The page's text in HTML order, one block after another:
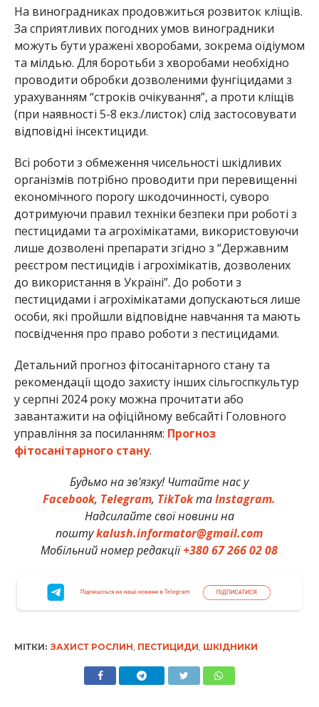
На виноградниках продовжиться розвиток кліщів.
За сприятливих погодних умов виноградники
можуть бути уражені хворобами, зокрема оїдіумом
та мілдью. Для боротьби з хворобами необхідно
проводити обробки дозволеними фунгіцидами з
урахуванням “строків очікування”, а проти кліщів
(при наявності 5-8 екз./листок) слід застосовувати
відповідні інсектициди.
Всі роботи з обмеження чисельності шкідливих
організмів потрібно проводити при перевищенні
економічного порогу шкодочинності, суворо
дотримуючи правил техніки безпеки при роботі з
пестицидами та агрохімікатами, використовуючи
лише дозволені препарати згідно з “Державним
реєстром пестицидів і агрохімікатів, дозволених
до використання в Україні”. До роботи з
пестицидами і агрохімікатами допускаються лише
особи, які пройшли відповідне навчання та мають
посвідчення про право роботи з пестицидами.
Детальний прогноз фітосанітарного стану та
рекомендації щодо захисту інших сільгоспкультур
у серпні 2024 року можна прочитати або
завантажити на офіційному вебсайті Головного
управління за посиланням: Прогноз
фітосанітарного стану.
Будьмо на зв’язку! Читайте нас у
Facebook, Telegram, TikTokтаInstagram.
Надсилайте свої новини на
поштуkalush.informator@gmail.com
Мобільний номер редакції+380 67 266 02 08
МІТКИ: ЗАХИСТ РОСЛИН ПЕСТИЦИДИ ШКІДНИКИ